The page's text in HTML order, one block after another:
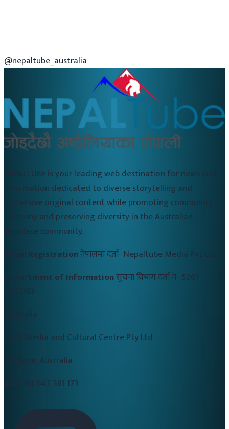
@nepaltube_australia
NEPALTUBE is your leading web destination for news and
information dedicated to diverse storytelling and
immersive original content while promoting community
harmony and preserving diversity in the Australian
Nepalese community.
Nepal Registrationनेपालमा दर्ता- Nepaltube Media Pvt Ltd
Department of Informationसुचना विभाग दर्ता नं- 5261-
2082/83
Australia
CALD Media and Cultural Centre Pty Ltd
Brisbane, Australia
84 642 381 173